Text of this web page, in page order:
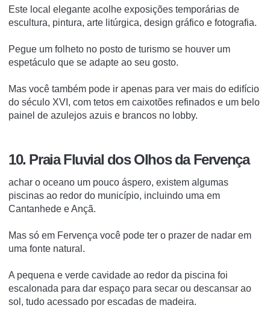
Este local elegante acolhe exposições temporárias de
escultura, pintura, arte litúrgica, design gráfico e fotografia.
Pegue um folheto no posto de turismo se houver um
espetáculo que se adapte ao seu gosto.
Mas você também pode ir apenas para ver mais do edifício
do século XVI, com tetos em caixotões refinados e um belo
painel de azulejos azuis e brancos no lobby.
10. Praia Fluvial dos Olhos da Fervença
achar o oceano um pouco áspero, existem algumas
piscinas ao redor do município, incluindo uma em
Cantanhede e Ançã.
Mas só em Fervença você pode ter o prazer de nadar em
uma fonte natural.
A pequena e verde cavidade ao redor da piscina foi
escalonada para dar espaço para secar ou descansar ao
sol, tudo acessado por escadas de madeira.